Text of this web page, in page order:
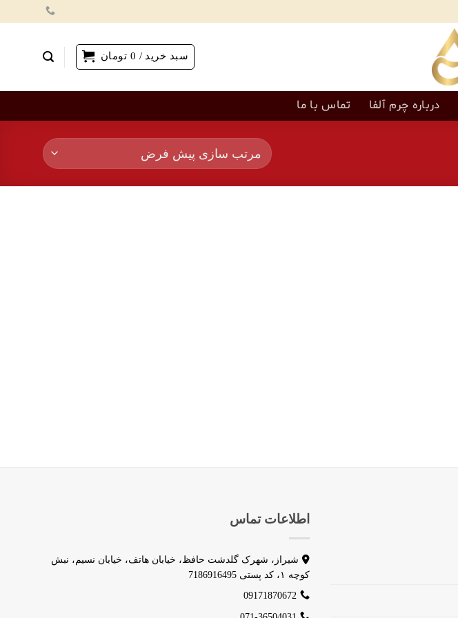
سبد خرید / 0 تومان
درباره چرم آلفا تماس با ما
اطلاعات تماس
شیراز، شهرک گلدشت حافظ، خیابان هاتف، خیابان نسیم، نبش
کوچه ۱، کد پستی 7186916495
09171870672